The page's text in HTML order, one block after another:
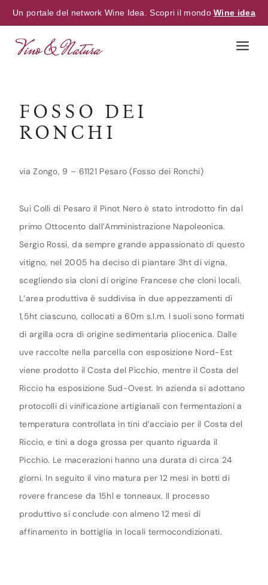
Un portale del network Wine Idea. Scopri il mondoWine idea
FOSSO DEI
RONCHI
via Zongo, 9 – 61121 Pesaro (Fosso dei Ronchi)
Sui Colli di Pesaro il Pinot Nero è stato introdotto fin dal
primo Ottocento dall’Amministrazione Napoleonica.
Sergio Rossi, da sempre grande appassionato di questo
vitigno, nel 2005 ha deciso di piantare 3ht di vigna,
scegliendo sia cloni di origine Francese che cloni locali.
L’area produttiva è suddivisa in due appezzamenti di
1,5ht ciascuno, collocati a 60m s.l.m. I suoli sono formati
di argilla ocra di origine sedimentaria pliocenica. Dalle
uve raccolte nella parcella con esposizione Nord-Est
viene prodotto il Costa del Picchio, mentre il Costa del
Riccio ha esposizione Sud-Ovest. In azienda si adottano
protocolli di vinificazione artigianali con fermentazioni a
temperatura controllata in tini d’acciaio per il Costa del
Riccio, e tini a doga grossa per quanto riguarda il
Picchio. Le macerazioni hanno una durata di circa 24
giorni. In seguito il vino matura per 12 mesi in botti di
rovere francese da 15hl e tonneaux. Il processo
produttivo si conclude con almeno 12 mesi di
affinamento in bottiglia in locali termocondizionati.